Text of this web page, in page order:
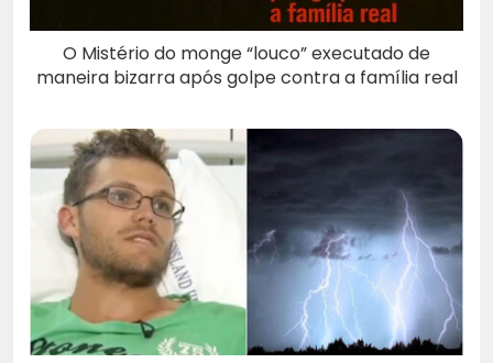
O Mistério do monge “louco” executado de
maneira bizarra após golpe contra a família real